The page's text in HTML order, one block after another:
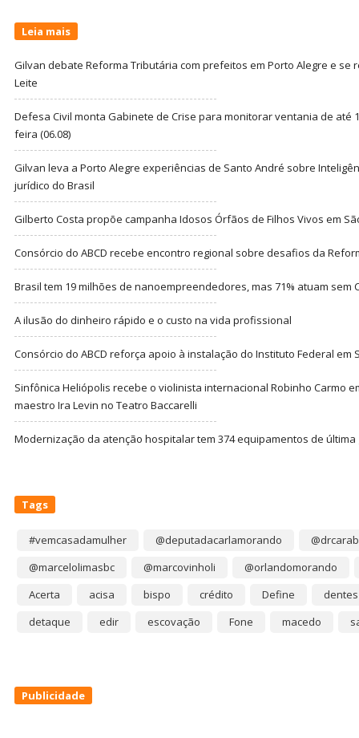
Leia mais
Gilvan debate Reforma Tributária com prefeitos em Porto Alegre e se
Leite
Defesa Civil monta Gabinete de Crise para monitorar ventania de até
feira (06.08)
Gilvan leva a Porto Alegre experiências de Santo André sobre
jurídico do Brasil
Gilberto Costa propõe campanha Idosos Órfãos de Filhos Vivos em
Consórcio do ABCD recebe encontro regional sobre desafios da
Brasil tem 19 milhões de nanoempreendedores, mas 71% atuam sem
A ilusão do dinheiro rápido e o custo na vida profissional
Consórcio do ABCD reforça apoio à instalação do Instituto Federal em
Sinfônica Heliópolis recebe o violinista internacional Robinho Carmo
maestro Ira Levin no Teatro Baccarelli
Modernização da atenção hospitalar tem 374 equipamentos de última
Tags
#vemcasadamulher @deputadacarlamorando
@marcelolimasbc
@marcovinholi
@orlandomorando
Acerta
acisa bispo crédito Define
dentes
detaque
edir escovação Fone macedo
Publicidade